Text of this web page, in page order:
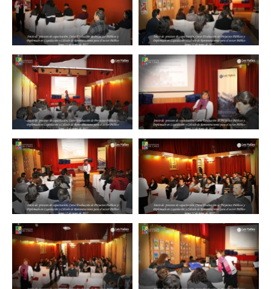
Zoom Zoom
Zoom Zoom
Zoom Zoom